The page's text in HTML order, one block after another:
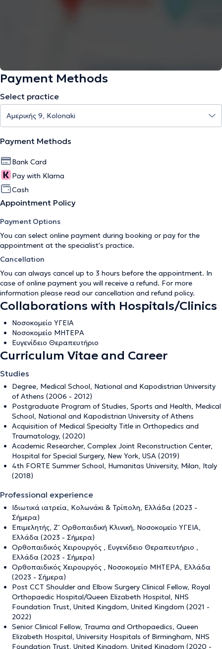
Payment Methods
Select practice
Payment Methods
Bank Card
Pay with Klarna
Cash
Appointment Policy
Payment Options
You can select online payment during booking or pay for the
appointment at the specialist's practice.
Cancellation
You can always cancel up to 3 hours before the appointment. In
case of online payment you will receive a refund. For more
information please read our cancellation and refund policy.
Collaborations with Hospitals/Clinics
Νοσοκομείο ΥΓΕΙΑ
Νοσοκομείο ΜΗΤΕΡΑ
Ευγενίδειο Θεραπευτήριο
Curriculum Vitae and Career
Studies
Degree, Medical School, National and Kapodistrian University
of Athens (2006 - 2012)
Postgraduate Program of Studies, Sports and Health, Medical
School, National and Kapodistrian University of Athens
Acquisition of Medical Specialty Title in Orthopedics and
Traumatology, (2020)
Academic Researcher, Complex Joint Reconstruction Center,
Hospital for Special Surgery, New York, USA (2019)
4th FORTE Summer School, Humanitas University, Milan, Italy
(2018)
Professional experience
Ιδιωτικά ιατρεία, Κολωνάκι & Τρίπολη, Ελλάδα (2023 -
Σήμερα)
Επιμελητής, Ζ’ Ορθοπαιδική Κλινική, Νοσοκομείο ΥΓΕΙΑ,
Ελλάδα (2023 - Σήμερα)
Ορθοπαιδικός Χειρουργός , Ευγενίδειο Θεραπευτήριο ,
Ελλάδα (2023 - Σήμερα)
Ορθοπαιδικός Χειρουργός , Νοσοκομείο ΜΗΤΕΡΑ, Ελλάδα
(2023 - Σήμερα)
Post CCT Shoulder and Elbow Surgery Clinical Fellow, Royal
Orthopaedic Hospital/Queen Elizabeth Hospital, NHS
Foundation Trust, United Kingdom, United Kingdom (2021 -
2022)
Senior Clinical Fellow, Trauma and Orthopaedics, Queen
Elizabeth Hospital, University Hospitals of Birmingham, NHS
Foundation Trust, United Kingdom, United Kingdom (2020 -